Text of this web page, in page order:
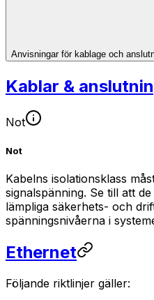
Anvisningar för kablage och
Kablar &
Not
Not
Kabelns isolationsklass
signalspänning. Se till att
lämpliga säkerhets- och
spänningsnivåerna i
Ethernet
Följande riktlinjer gäller: